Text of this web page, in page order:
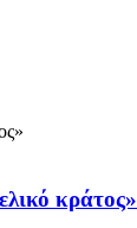
κράτος»